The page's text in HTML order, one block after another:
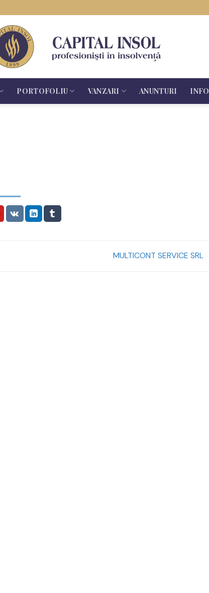
PORTOFOLIU VANZARI ANUNTURI INFO
MULTICONT SERVICE SRL